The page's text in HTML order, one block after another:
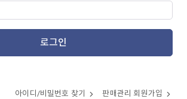
로그인
아이디/비밀번호 찾기 판매관리 회원가입